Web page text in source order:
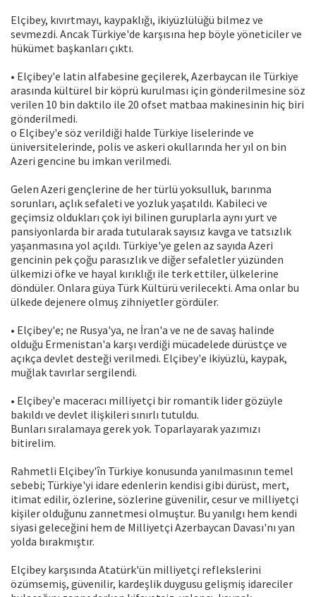
Elçibey, kıvırtmayı, kaypaklığı, ikiyüzlülüğü bilmez ve
sevmezdi. Ancak Türkiye'de karşısına hep böyle yöneticiler ve
hükümet başkanları çıktı.
• Elçibey'e latin alfabesine geçilerek, Azerbaycan ile Türkiye
arasında kültürel bir köprü kurulması için gönderilmesine söz
verilen 10 bin daktilo ile 20 ofset matbaa makinesinin hiç biri
gönderilmedi.
o Elçibey'e söz verildiği halde Türkiye liselerinde ve
üniversitelerinde, polis ve askeri okullarında her yıl on bin
Azeri gencine bu imkan verilmedi.
Gelen Azeri gençlerine de her türlü yoksulluk, barınma
sorunları, açlık sefaleti ve yozluk yaşatıldı. Kabileci ve
geçimsiz oldukları çok iyi bilinen guruplarla aynı yurt ve
pansiyonlarda bir arada tutularak sayısız kavga ve tatsızlık
yaşanmasına yol açıldı. Türkiye'ye gelen az sayıda Azeri
gencinin pek çoğu parasızlık ve diğer sefaletler yüzünden
ülkemizi öfke ve hayal kırıklığı ile terk ettiler, ülkelerine
döndüler. Onlara güya Türk Kültürü verilecekti. Ama onlar bu
ülkede dejenere olmuş zihniyetler gördüler.
• Elçibey'e; ne Rusya'ya, ne İran'a ve ne de savaş halinde
olduğu Ermenistan'a karşı verdiği mücadelede dürüstçe ve
açıkça devlet desteği verilmedi. Elçibey'e ikiyüzlü, kaypak,
muğlak tavırlar sergilendi.
• Elçibey'e maceracı milliyetçi bir romantik lider gözüyle
bakıldı ve devlet ilişkileri sınırlı tutuldu.
Bunları sıralamaya gerek yok. Toparlayarak yazımızı
bitirelim.
Rahmetli Elçibey'în Türkiye konusunda yanılmasının temel
sebebi; Türkiye'yi idare edenlerin kendisi gibi dürüst, mert,
itimat edilir, özlerine, sözlerine güvenilir, cesur ve milliyetçi
kişiler olduğunu zannetmesi olmuştur. Bu yanılgı hem kendi
siyasi geleceğini hem de Milliyetçi Azerbaycan Davası'nı yan
yolda bırakmıştır.
Elçibey karşısında Atatürk'ün milliyetçi reflekslerini
özümsemiş, güvenilir, kardeşlik duygusu gelişmiş idareciler